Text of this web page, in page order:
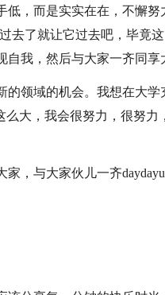
，而是实实在在，不懈努
去了就让它过去吧，毕竟
，然后与大家一齐同享大
领域的机会。我想在大
大，我会很努力，很努力
，与大家伙儿一齐